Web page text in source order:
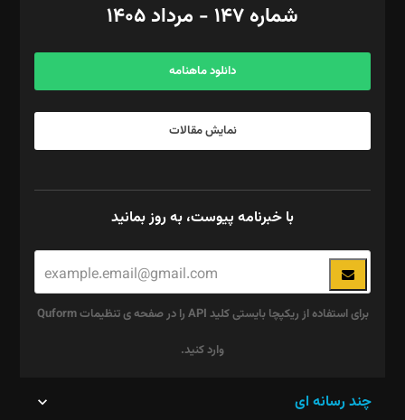
آگهی و مشترکین: ۰۹۱۹۹۹۹۰۴۵۴
شماره ۱۴۷ - مرداد ۱۴۰۵
دانلود ماهنامه
نمایش مقالات
با خبرنامه پیوست، به روز بمانید
برای استفاده از ریکپچا بایستی کلید API را در صفحه ی تنظیمات Quform
وارد کنید.
چند رسانه ای